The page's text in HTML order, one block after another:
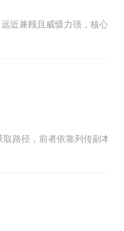
近兼顾且威慑力强，核心围
路径，前者依靠列传副本刷